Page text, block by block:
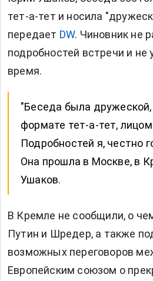
тет-а-тет и носила
передает DW. Чиновник не
подробностей встречи и не
время.
"Беседа была
формате тет-а-тет, лицом
Подробностей я, честно
Она прошла в Москве, в
Ушаков.
В Кремле не сообщили, о
Путин и Шредер, а также
возможных переговоров
Европейским союзом о